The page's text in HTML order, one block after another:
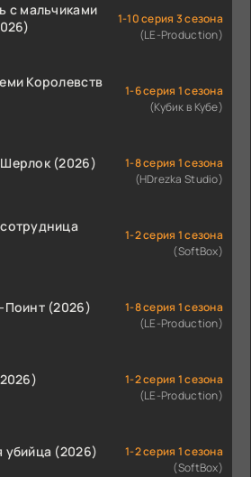
с мальчиками
1-10 серия 3 сезона
(LE-Production)
Королевств
1-6 серия 1 сезона
(Кубик в Кубе)
(2026)
1-8 серия 1 сезона
(HDrezka Studio)
1-2 серия 1 сезона
(SoftBox)
Поинт (2026)
1-8 серия 1 сезона
(LE-Production)
1-2 серия 1 сезона
(LE-Production)
убийца (2026)
1-2 серия 1 сезона
(SoftBox)